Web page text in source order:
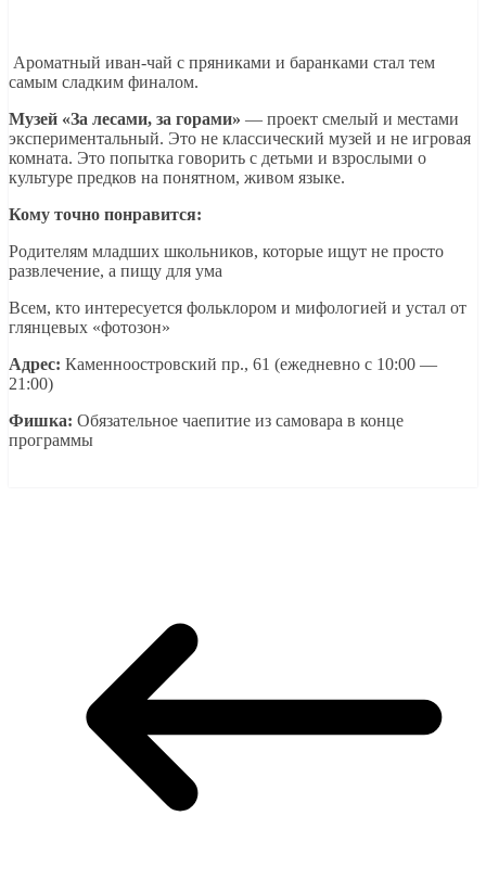
Ароматный иван-чай с пряниками и баранками стал тем
самым сладким финалом.
Музей «За лесами, за горами» — проект смелый и местами
экспериментальный. Это не классический музей и не игровая
комната. Это попытка говорить с детьми и взрослыми о
культуре предков на понятном, живом языке.
Кому точно понравится:
Родителям младших школьников, которые ищут не просто
развлечение, а пищу для ума
Всем, кто интересуется фольклором и мифологией и устал от
глянцевых «фотозон»
Адрес: Каменноостровский пр., 61 (ежедневно с 10:00 —
21:00)
Фишка: Обязательное чаепитие из самовара в конце
программы